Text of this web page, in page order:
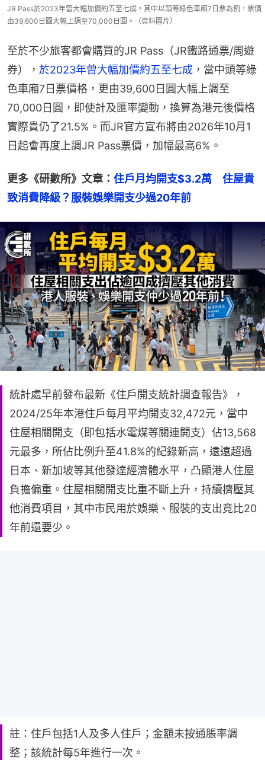
JR Pass於2023年曾大幅加價約五至七成，其中以頭等綠色車廂7日票為例，票價
由39,600日圓大幅上調至70,000日圓。（資料圖片）
至於不少旅客都會購買的JR Pass（JR鐵路通票/周遊
券）， 於2023年曾大幅加價約五至七成 ，當中頭等綠
色車廂7日票價格，更由39,600日圓大幅上調至
70,000日圓，即使計及匯率變動，換算為港元後價格
實際貴仍了21.5%。而JR官方宣布將由2026年10月1
日起會再度上調JR Pass票價，加幅最高6%。
更多《研數所》文章： 住戶月均開支$3.2萬　住屋貴
致消費降級？服裝娛樂開支少過20年前
統計處早前發布最新《住戶開支統計調查報告》，
2024/25年本港住戶每月平均開支32,472元，當中
住屋相關開支（即包括水電煤等關連開支）佔13,568
元最多，所佔比例升至41.8%的紀錄新高，遠遠超過
日本、新加坡等其他發達經濟體水平，凸顯港人住屋
負擔偏重。住屋相關開支比重不斷上升，持續擠壓其
他消費項目，其中市民用於娛樂、服裝的支出竟比20
年前還要少。
註：住戶包括1人及多人住戶；金額未按通脹率調
整；該統計每5年進行一次。